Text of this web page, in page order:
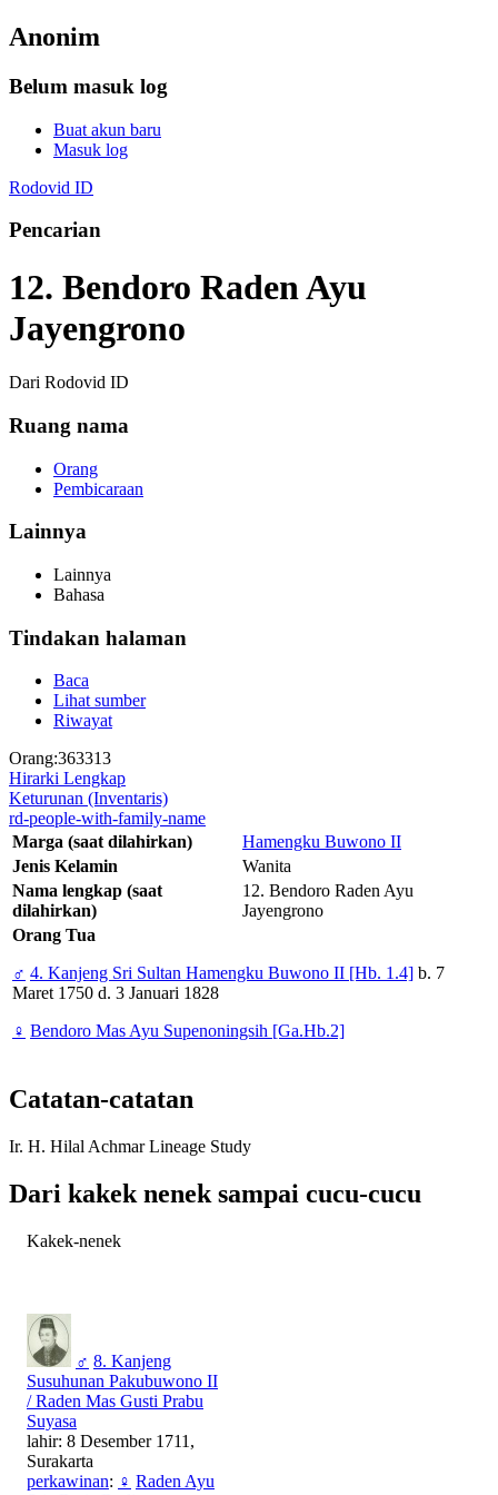
Anonim
Belum masuk log
Buat akun baru
Masuk log
Rodovid ID
Pencarian
12. Bendoro Raden Ayu
Jayengrono
Dari Rodovid ID
Ruang nama
Orang
Pembicaraan
Lainnya
Lainnya
Bahasa
Tindakan halaman
Baca
Lihat sumber
Riwayat
Orang:363313
Hirarki Lengkap
Keturunan (Inventaris)
rd-people-with-family-name
Marga (saat dilahirkan)
Hamengku Buwono II
Jenis Kelamin
Wanita
Nama lengkap (saat
dilahirkan)
12. Bendoro Raden Ayu
Jayengrono
Orang Tua
♂ 4. Kanjeng Sri Sultan Hamengku Buwono II [Hb. 1.4] b. 7
Maret 1750 d. 3 Januari 1828
♀ Bendoro Mas Ayu Supenoningsih [Ga.Hb.2]
Catatan-catatan
Ir. H. Hilal Achmar Lineage Study
Dari kakek nenek sampai cucu-cucu
Kakek-nenek
♂ 8. Kanjeng
Susuhunan Pakubuwono II
/ Raden Mas Gusti Prabu
Suyasa
lahir: 8 Desember 1711,
Surakarta
perkawinan: ♀ Raden Ayu